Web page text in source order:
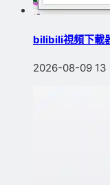
bilibili視頻下載
2026-08-09 13